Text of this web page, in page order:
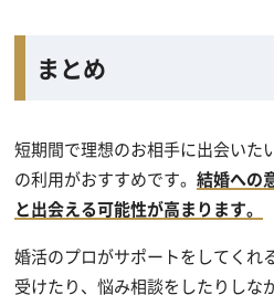
まとめ
短期間で理想のお相手に出会いた
の利用がおすすめです。結婚への
と出会える可能性が高まります。
婚活のプロがサポートをしてくれ
受けたり、悩み相談をしたりしな